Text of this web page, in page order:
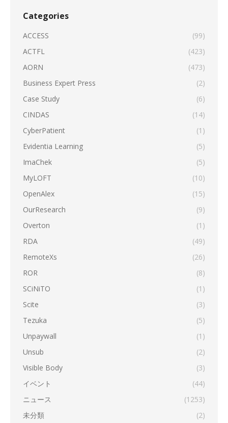
Categories
ACCESS
(99)
ACTFL
(423)
AORN
(473)
Business Expert Press
(2)
Case Study
(6)
CINDAS
(14)
CyberPatient
(1)
Evidentia Learning
(5)
ImaChek
(5)
MyLOFT
(10)
OpenAlex
(15)
OurResearch
(9)
Overton
(1)
RDA
(49)
RemoteXs
(26)
ROR
(8)
SCiNiTO
(1)
Scite
(3)
Tezuka
(5)
Unpaywall
(1)
Unsub
(2)
Visible Body
(3)
イベント
(44)
ニュース
(1253)
未分類
(2)